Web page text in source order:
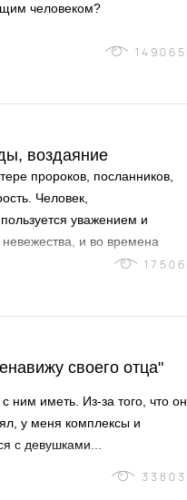
человеком?
149065
воздаяние
пророков, посланников,
Человек,
уважением и
и во времена
за которыми остальные
17506
своего отца"
ним иметь. Из-за того, что он
у меня комплексы и
с девушками...
33803